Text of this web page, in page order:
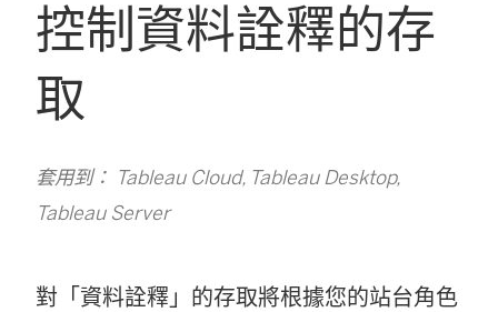
控制資料詮釋的存
取
套用到： Tableau Cloud, Tableau Desktop,
Tableau Server
對「資料詮釋」的存取將根據您的站台角色